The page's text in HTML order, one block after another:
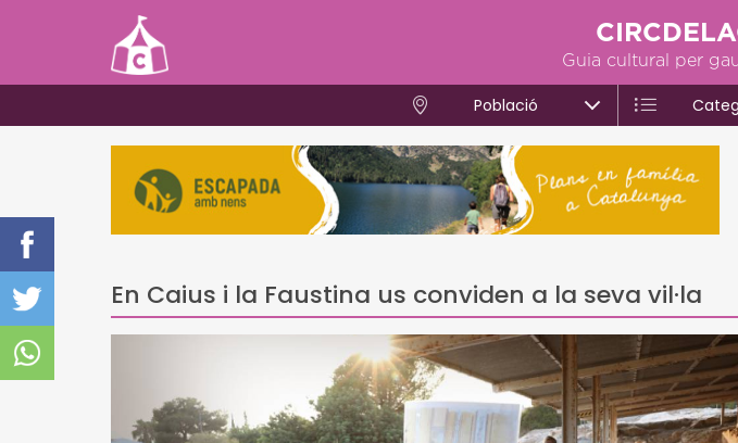
Guia cultural per
Població
En Caius i la Faustina us conviden a la seva vil·la